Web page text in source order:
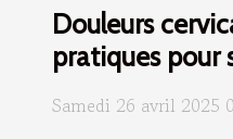
Douleurs
pratiques pour
Samedi 26 avril 2025